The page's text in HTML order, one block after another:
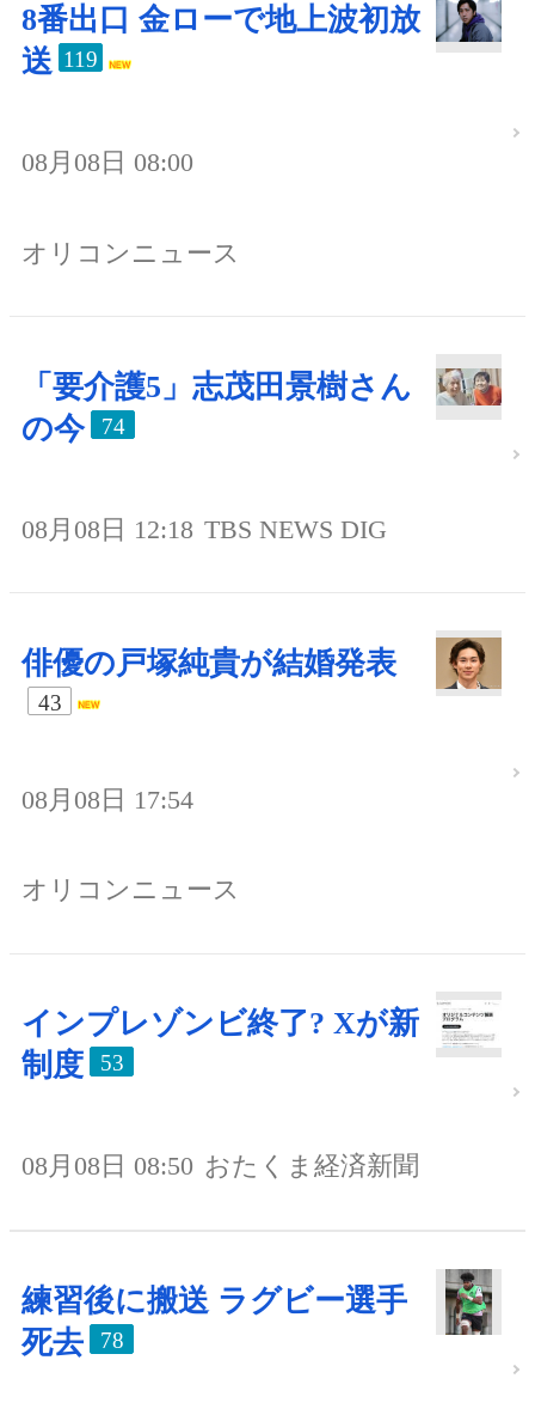
8番出口 金ローで地上波初放
送 119
08月08日 08:00
オリコンニュース
「要介護5」志茂田景樹さん
の今
74
08月08日 12:18 TBS NEWS DIG
俳優の戸塚純貴が結婚発表
43
08月08日 17:54
オリコンニュース
インプレゾンビ終了? Xが新
制度
53
08月08日 08:50 おたくま経済新聞
練習後に搬送 ラグビー選手
死去
78